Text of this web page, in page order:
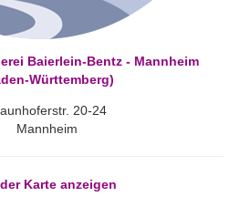
Baierlein-Bentz - Mannheim
Württemberg)
20-24
Mannheim
Karte anzeigen